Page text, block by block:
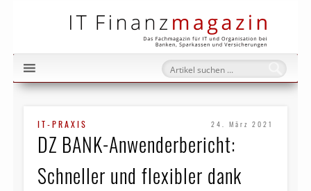
IT-PRAXIS 24. März 2021
DZ BANK-Anwenderbericht:
Schneller und flexibler dank